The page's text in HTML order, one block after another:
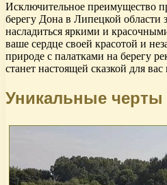
Исключительное преимущество
берегу Дона в Липецкой области
насладиться яркими и
ваше сердце своей красотой и
природе с палатками на берегу
станет настоящей сказкой для
Уникальные